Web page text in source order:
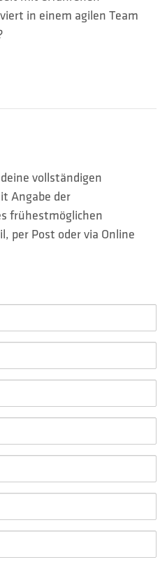
in einem agilen Team
vollständigen
Angabe der
frühestmöglichen
per Post oder via Online